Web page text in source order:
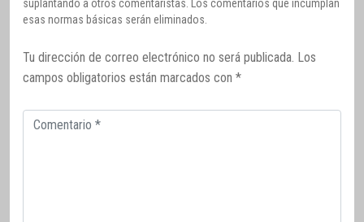
suplantando a otros comentaristas. Los comentarios que incumplan
esas normas básicas serán eliminados.
Tu dirección de correo electrónico no será publicada. Los
campos obligatorios están marcados con *
Comentario